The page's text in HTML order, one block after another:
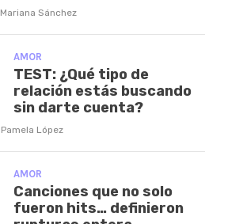
Mariana Sánchez
AMOR
TEST: ¿Qué tipo de
relación estás buscando
sin darte cuenta?
Pamela López
AMOR
Canciones que no solo
fueron hits… definieron